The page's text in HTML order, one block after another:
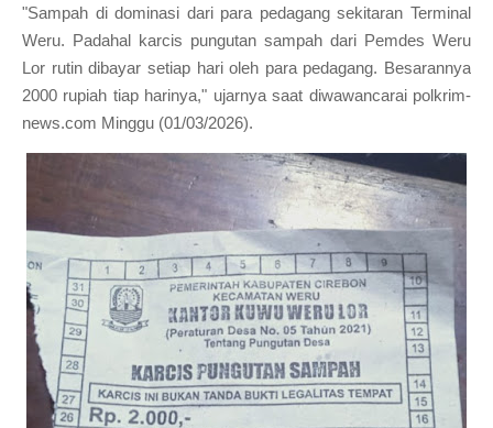
"Sampah di dominasi dari para pedagang sekitaran Terminal
Weru. Padahal karcis pungutan sampah dari Pemdes Weru
Lor rutin dibayar setiap hari oleh para pedagang. Besarannya
2000 rupiah tiap harinya," ujarnya saat diwawancarai polkrim-
news.com Minggu (01/03/2026).